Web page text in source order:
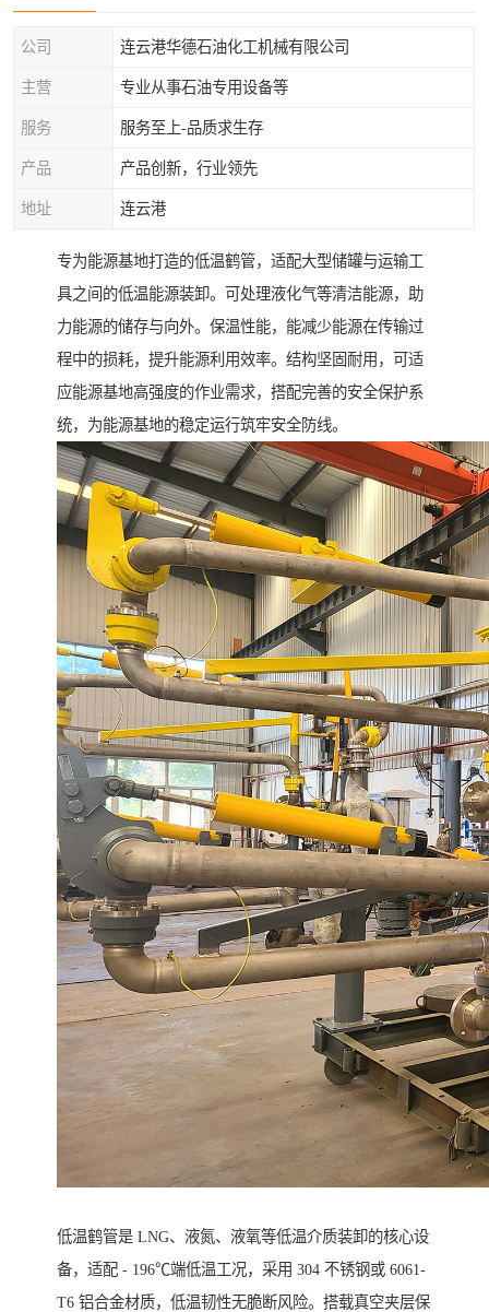
公司 连云港华德石油化工机械有限公司
主营 专业从事石油专用设备等
服务 服务至上-品质求生存
产品 产品创新，行业领先
地址 连云港
专为能源基地打造的低温鹤管，适配大型储罐与运输工
具之间的低温能源装卸。可处理液化气等清洁能源，助
力能源的储存与向外。保温性能，能减少能源在传输过
程中的损耗，提升能源利用效率。结构坚固耐用，可适
应能源基地高强度的作业需求，搭配完善的安全保护系
统，为能源基地的稳定运行筑牢安全防线。
低温鹤管是 LNG、液氮、液氧等低温介质装卸的核心设
备，适配 - 196℃端低温工况，采用 304 不锈钢或 6061-
T6 铝合金材质，低温韧性无脆断风险。搭载真空夹层保